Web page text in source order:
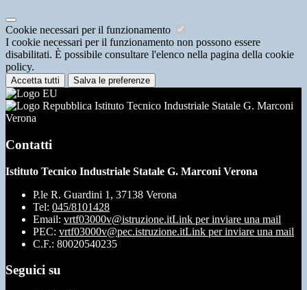
Cookie necessari per il funzionamento
I cookie necessari per il funzionamento non possono essere
disabilitati. È possibile consultare l'elenco nella pagina della cookie
policy.
Accetta tutti Salva le preferenze
Istituto Tecnico Industriale Statale G. Marconi
Verona
Contatti
Istituto Tecnico Industriale Statale G. Marconi Verona
P.le R. Guardini 1, 37138 Verona
Tel: 045/8101428
Email: vrtf03000v@istruzione.itLink per inviare una mail
PEC: vrtf03000v@pec.istruzione.itLink per inviare una mail
C.F.: 80020540235
Seguici su